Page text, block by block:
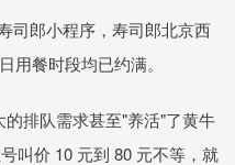
司郎小程序，寿司郎北京西
用餐时段均已约满。
排队需求甚至"养活"了黄牛
叫价 10 元到 80 元不等，就